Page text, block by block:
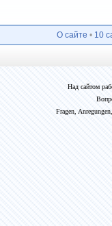
О сайте • 10
Над сайтом
Fragen,